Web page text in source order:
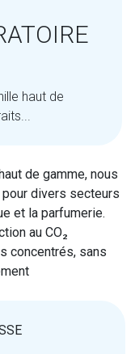
haut de
de gamme, nous
divers secteurs
et la parfumerie.
au CO₂
concentrés, sans